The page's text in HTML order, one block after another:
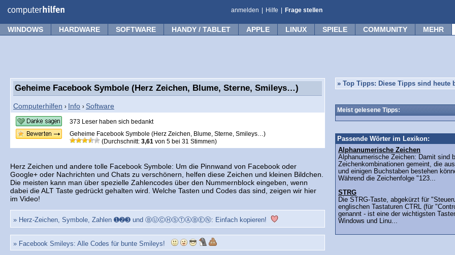
anmelden Hilfe Frage stellen
WINDOWS HARDWARE SOFTWARE HANDY / TABLET APPLE LINUX SPIELE COMMUNITY MEHR
Geheime Facebook Symbole (Herz Zeichen, Blume, Sterne, Smileys…)
Computerhilfen › Info › Software
373 Leser haben sich bedankt
Geheime Facebook Symbole (Herz Zeichen, Blume, Sterne, Smileys…)
(Durchschnitt: 3,61 von 5 bei 31 Stimmen)
Herz Zeichen und andere tolle Facebook Symbole: Um die Pinnwand von Facebook oder
Google+ oder Nachrichten und Chats zu verschönern, helfen diese Zeichen und kleinen Bildchen.
Die meisten kann man über spezielle Zahlencodes über den Nummernblock eingeben, wenn
dabei die ALT Taste gedrückt gehalten wird. Welche Tasten und Codes das sind, zeigen wir hier
im Video!
» Herz-Zeichen, Symbole, Zahlen ➊➋➌ und ⒷⓊⒸⒽⓈⓉⒶⒷⒺⓃ: Einfach kopieren!
» Facebook Smileys: Alle Codes für bunte Smileys!
» Top Tipps: Diese Tipps sind heute
Meist gelesene Tipps:
Passende Wörter im Lexikon:
Alphanumerische Zeichen
Alphanumerische Zeichen: Damit sind
Zeichenkombinationen gemeint, die
und einigen Buchstaben bestehen
Während die Zeichenfolge "123...
STRG
Die STRG-Taste, abgekürzt für
englischen Tastaturen CTRL (für
genannt - ist eine der wichtigsten
Windows und Linu...